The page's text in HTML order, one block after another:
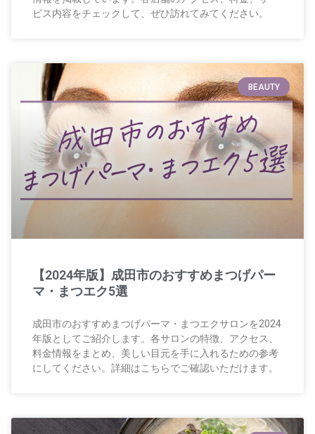
ビス内容をチェックして、ぜひ訪れてみてください。
BEAUTY
【2024年版】成田市のおすすめまつげパー
マ・まつエク5選
成田市のおすすめまつげパーマ・まつエクサロンを2024
年版としてご紹介します。各サロンの特徴、アクセス、
料金情報をまとめ、美しい目元を手に入れるための参考
にしてください。詳細はこちらでご確認いただけます。